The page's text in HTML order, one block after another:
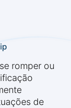
romper ou
de